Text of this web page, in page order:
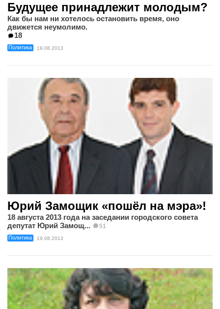
Будущее принадлежит молодым?
Как бы нам ни хотелось остановить время, оно
движется неумолимо.
18
Политика 19.08.2013
Юрий Замощик «пошёл на мэра»!
18 августа 2013 года на заседании городского совета
депутат Юрий Замощ...
51
Политика 19.08.2013